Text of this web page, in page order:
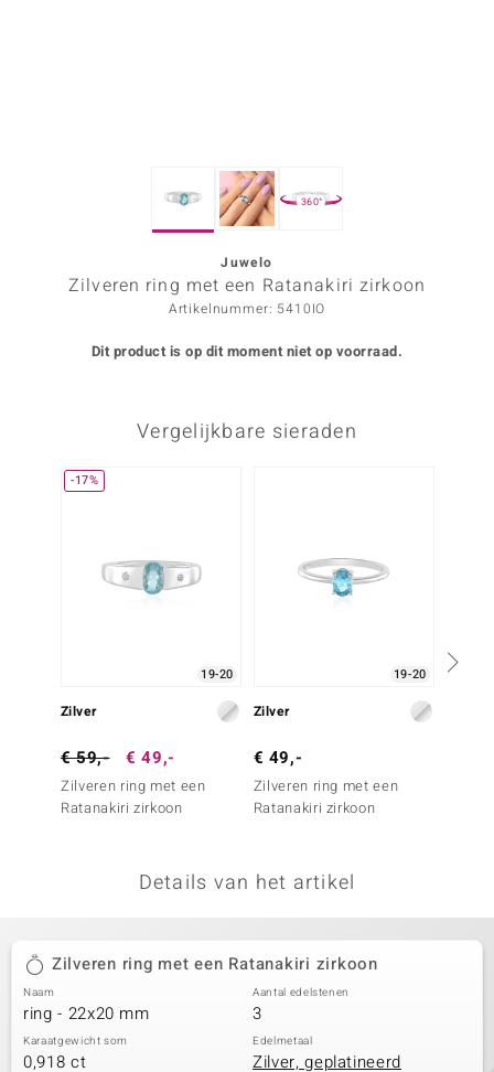
Collection
360°
Juwelo
Zilveren ring met een Ratanakiri zirkoon
Artikelnummer: 5410IO
Dit product is op dit moment niet op voorraad.
Vergelijkbare sieraden
-17%
19-20
Zilver
€ 59,- € 49,-
Zilveren ring met een
Ratanakiri zirkoon
19-20
Zilver
€ 49,-
Zilveren ring met een
Ratanakiri zirkoon
Details van het artikel
Zilveren ring met een Ratanakiri zirkoon
Naam
ring - 22x20 mm
Aantal edelstenen
3
Karaatgewicht som
0,918 ct
Edelmetaal
Zilver, geplatineerd